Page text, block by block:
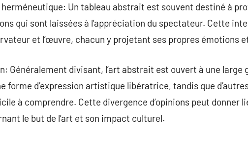
Un tableau abstrait est souvent destiné à
qui sont laissées à l’appréciation du spectateur. Cette
et l’œuvre, chacun y projetant ses propres émotions
Généralement divisant, l’art abstrait est ouvert à une large
forme d’expression artistique libératrice, tandis que
à comprendre. Cette divergence d’opinions peut donner
le but de l’art et son impact culturel.